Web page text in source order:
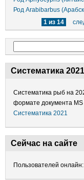
Род Arabibarbus
1 из 14
Систематика 2021
Систематика рыб на
формате документа MS
Систематика 2021
Сейчас на сайте
Пользователей